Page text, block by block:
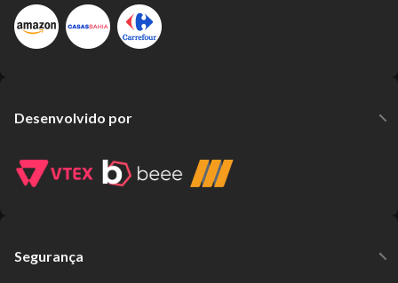
Desenvolvido por
Segurança